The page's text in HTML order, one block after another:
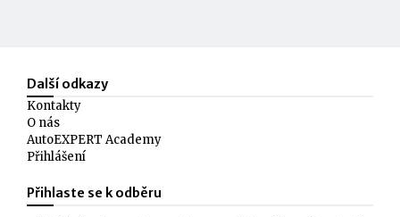
Další odkazy
Kontakty
O nás
AutoEXPERT Academy
Přihlášení
Přihlaste se k odběru